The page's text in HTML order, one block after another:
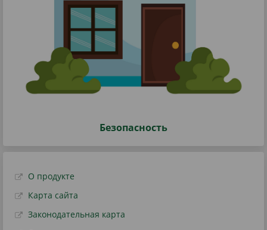
Безопасность
О продукте
Карта сайта
Законодательная карта